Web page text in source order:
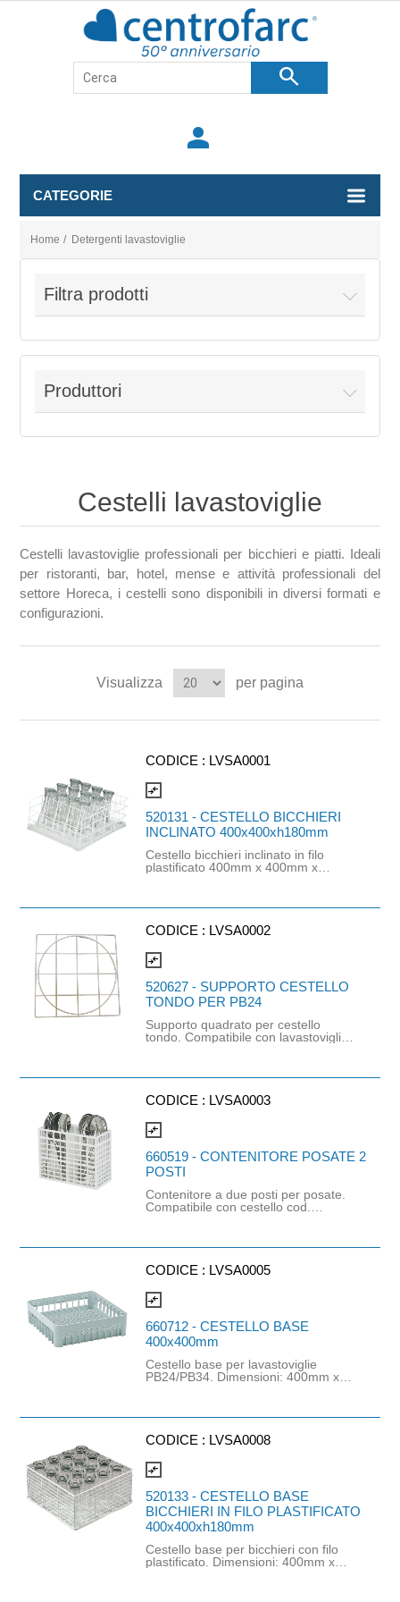
search
person
CATEGORIE
Home / Detergenti lavastoviglie
Filtra prodotti
Produttori
Cestelli lavastoviglie
Cestelli lavastoviglie professionali per bicchieri e piatti. Ideali
per ristoranti, bar, hotel, mense e attività professionali del
settore Horeca, i cestelli sono disponibili in diversi formati e
configurazioni.
Visualizza per pagina
CODICE : LVSA0001
compare_arrows
520131 - CESTELLO BICCHIERI
INCLINATO 400x400xh180mm
Cestello bicchieri inclinato in filo
plastificato 400mm x 400mm x
CODICE : LVSA0002
compare_arrows
520627 - SUPPORTO CESTELLO
TONDO PER PB24
Supporto quadrato per cestello
tondo. Compatibile con lavastoviglie
CODICE : LVSA0003
compare_arrows
660519 - CONTENITORE POSATE 2
POSTI
Contenitore a due posti per posate.
Compatibile con cestello cod.
LVSM0001, cod. LVSM0005.
CODICE : LVSA0005
compare_arrows
660712 - CESTELLO BASE
400x400mm
Cestello base per lavastoviglie
PB24/PB34. Dimensioni: 400mm x
CODICE : LVSA0008
compare_arrows
520133 - CESTELLO BASE
BICCHIERI IN FILO PLASTIFICATO
400x400xh180mm
Cestello base per bicchieri con filo
plastificato. Dimensioni: 400mm x